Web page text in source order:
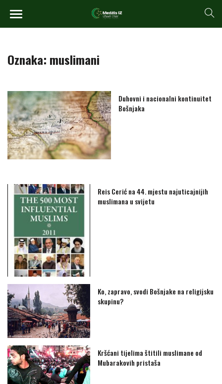
Oznaka: muslimani
Duhovni i nacionalni kontinuitet
Bošnjaka
Reis Cerić na 44. mjestu najuticajnijih
muslimana u svijetu
Ko, zapravo, svodi Bošnjake na religijsku
skupinu?
Kršćani tijelima štitili muslimane od
Mubarakovih pristaša